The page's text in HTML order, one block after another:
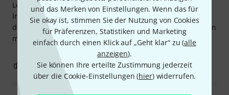
und das Merken von Einstellungen. Wenn das für
Sie okay ist, stimmen Sie der Nutzung von Cookies
für Präferenzen, Statistiken und Marketing
einfach durch einen Klick auf „Geht klar“ zu (alle
anzeigen).
Sie können Ihre erteilte Zustimmung jederzeit
über die Cookie-Einstellungen (hier) widerrufen.
Leicht zu stimmen. Ein hochwertig verarbeitetes
Instrument. Eine effiziente und minimalistische Tampura,
die man überallhin mitnehmen kann. Ich bin sehr zufrieden
mit dem Kauf.
0 BEWERTUNG MELDEN